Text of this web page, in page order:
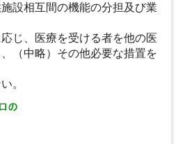
設相互間の機能の分担及び業
じ、医療を受ける者を他の医
（中略）その他必要な措置を
。